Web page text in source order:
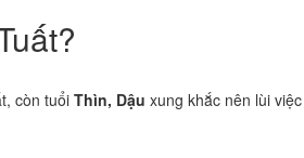
còn tuổi Thìn, Dậu xung khắc nên lùi